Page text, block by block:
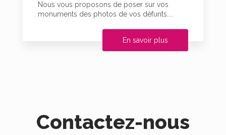
Nous vous proposons de poser sur vos
monuments des photos de vos défunts....
En savoir plus
Contactez-nous